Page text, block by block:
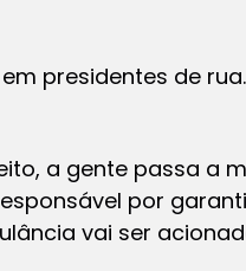
presidentes de
a gente passa a
por
vai ser